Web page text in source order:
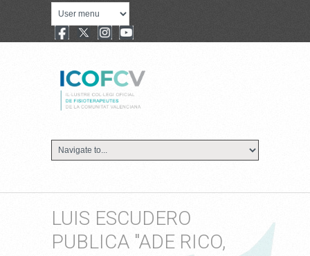
LUIS ESCUDERO
PUBLICA "ADE RICO,